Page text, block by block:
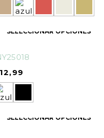
SELECCIONAR OPCIONES
12,99
SELECCIONAR OPCIONES